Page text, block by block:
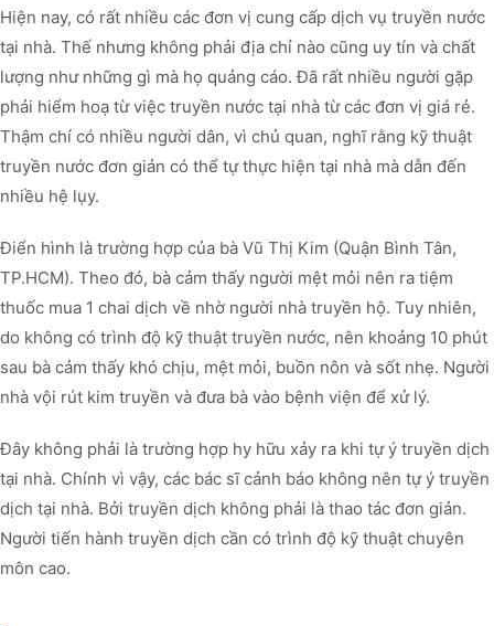
Hiện nay, có rất nhiều các đơn vị cung cấp dịch vụ truyền nước
tại nhà. Thế nhưng không phải địa chỉ nào cũng uy tín và chất
lượng như những gì mà họ quảng cáo. Đã rất nhiều người gặp
phải hiểm hoạ từ việc truyền nước tại nhà từ các đơn vị giá rẻ.
Thậm chí có nhiều người dân, vì chủ quan, nghĩ rằng kỹ thuật
truyền nước đơn giản có thể tự thực hiện tại nhà mà dẫn đến
nhiều hệ lụy.
Điển hình là trường hợp của bà Vũ Thị Kim (Quận Bình Tân,
TP.HCM). Theo đó, bà cảm thấy người mệt mỏi nên ra tiệm
thuốc mua 1 chai dịch về nhờ người nhà truyền hộ. Tuy nhiên,
do không có trình độ kỹ thuật truyền nước, nên khoảng 10 phút
sau bà cảm thấy khó chịu, mệt mỏi, buồn nôn và sốt nhẹ. Người
nhà vội rút kim truyền và đưa bà vào bệnh viện để xử lý.
Đây không phải là trường hợp hy hữu xảy ra khi tự ý truyền dịch
tại nhà. Chính vì vậy, các bác sĩ cảnh báo không nên tự ý truyền
dịch tại nhà. Bởi truyền dịch không phải là thao tác đơn giản.
Người tiến hành truyền dịch cần có trình độ kỹ thuật chuyên
môn cao.